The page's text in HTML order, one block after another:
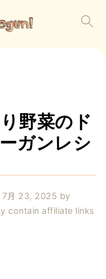
野菜のド
ガンレシ
7月 23, 2025 by
contain affiliate links